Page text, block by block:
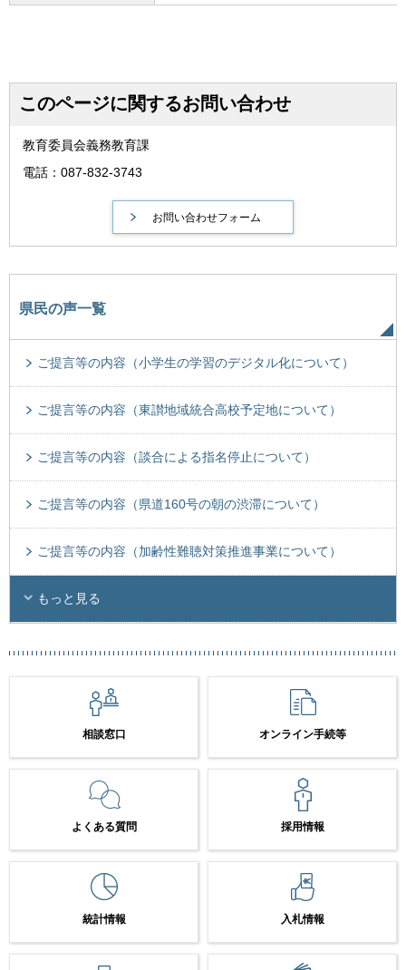
このページに関するお問い合わせ
教育委員会義務教育課
電話：087-832-3743
県民の声一覧
ご提言等の内容（小学生の学習のデジタル化について）
ご提言等の内容（東讃地域統合高校予定地について）
ご提言等の内容（談合による指名停止について）
ご提言等の内容（県道160号の朝の渋滞について）
ご提言等の内容（加齢性難聴対策推進事業について）
もっと見る
相談窓口 オンライン手続等
よくある質問 採用情報
統計情報 入札情報